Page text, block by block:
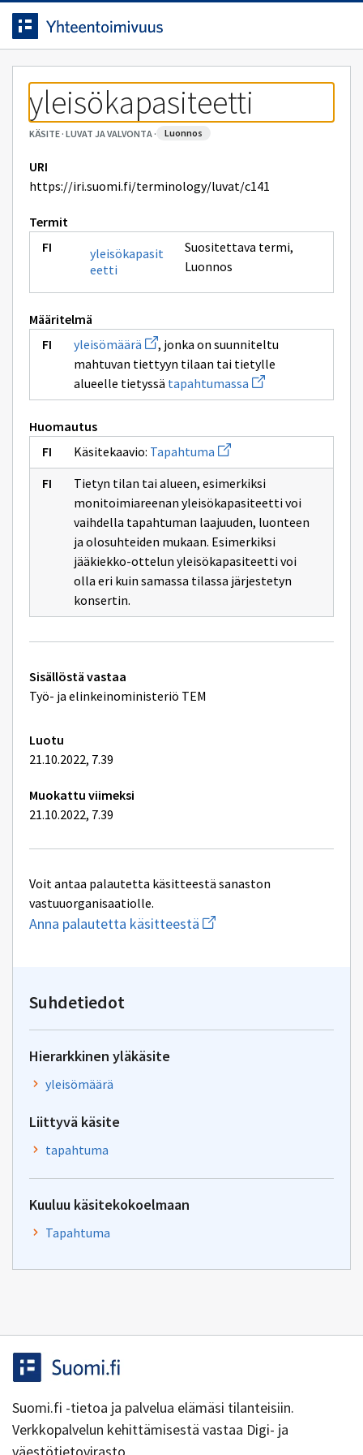
Siirrytty
sivulle
Siirry suoraan sisältöön.
yleisökapasiteetti
KÄSITE· LUVAT JA VALVONTA· luonnos
URI
https://iri.suomi.fi/terminology/luvat/c141
Termit
yleisökapasit
eetti
Suositettava termi,
Luonnos
Määritelmä
yleisömäärä Avaa
uuden
ikkunan
sivulle
yleisömäärä
, jonka on suunniteltu
mahtuvan tiettyyn tilaan tai tietylle
alueelle tietyssä tapahtumassa Avaa
uuden
ikkunan
Huomautus
Käsitekaavio: Tapahtuma Avaa
uuden
ikkunan
sivulle
Tapahtuma
Tietyn tilan tai alueen, esimerkiksi
monitoimiareenan yleisökapasiteetti voi
vaihdella tapahtuman laajuuden, luonteen
ja olosuhteiden mukaan. Esimerkiksi
jääkiekko-ottelun yleisökapasiteetti voi
olla eri kuin samassa tilassa järjestetyn
konsertin.
Tekniset
lisätiedot
Sisällöstä vastaa
Työ- ja elinkeinoministeriö TEM
Luotu
21.10.2022, 7.39
Muokattu viimeksi
21.10.2022, 7.39
Voit antaa palautetta käsitteestä sanaston
vastuuorganisaatiolle.
Anna palautetta käsitteestä Aloita
uuden
Suhdetiedot
Hierarkkinen yläkäsite
yleisömäärä
Liittyvä käsite
tapahtuma
Kuuluu käsitekokoelmaan
Tapahtuma
Suomi.fi -tietoa ja palvelua elämäsi tilanteisiin.
Verkkopalvelun kehittämisestä vastaa Digi- ja